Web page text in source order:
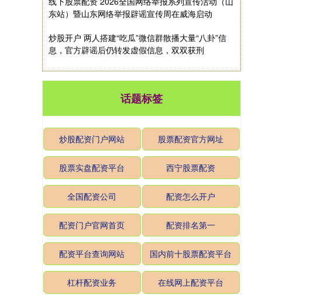
东站）暨山东网络举报辟谣宣传周在威海启动
炒股开户 两人搭建“吃瓜”微信群散播大量“八卦”信
息，官方辟谣后仍转发虚假信息，双双获刑
话题标签
炒股配资门户网站 股票配资官方网址
股票实盘配资平台 西宁股票配资
全国配资公司 配资怎么开户
配资门户官网首页 配资排名第一
配资平台查询网站 国内前十股票配资平台
杠杆配资业务 在线网上配资平台